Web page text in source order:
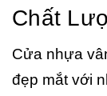
Chất
Cửa nhựa
đẹp mắt với